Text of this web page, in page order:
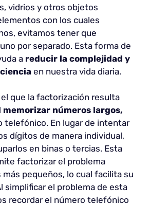
vidrios y otros objetos
con los cuales
evitamos tener que
por separado. Esta forma de
a reducir la complejidad y
en nuestra vida diaria.
que la factorización resulta
memorizar números largos,
telefónico. En lugar de intentar
dígitos de manera individual,
en binas o tercias. Esta
factorizar el problema
más pequeños, lo cual facilita su
simplificar el problema de esta
recordar el número telefónico